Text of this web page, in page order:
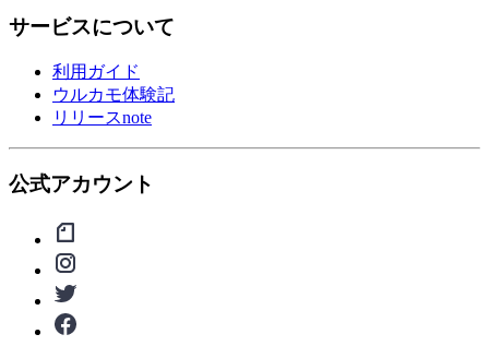
サービスについて
利用ガイド
ウルカモ体験記
リリースnote
公式アカウント